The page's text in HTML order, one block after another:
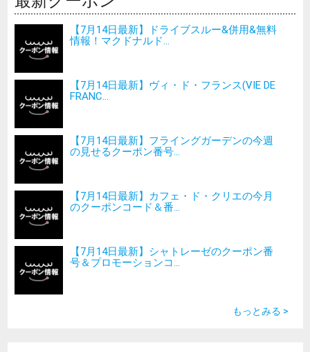
【7月14日最新】ドライブスルー&併用&無料
情報！マクドナルド...
【7月14日最新】ヴィ・ド・フランス(VIE DE
FRANC...
【7月14日最新】フライングガーデンの今週
の見せるクーポン番号...
【7月14日最新】カフェ・ド・クリエの今月
のクーポンコード＆番...
【7月14日最新】シャトレーゼのクーポン番
号＆プロモーションコ...
もっとみる >